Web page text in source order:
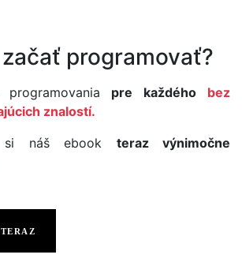
programovať?
pre každého
bez
znalostí.
si náš ebook teraz výnimočne